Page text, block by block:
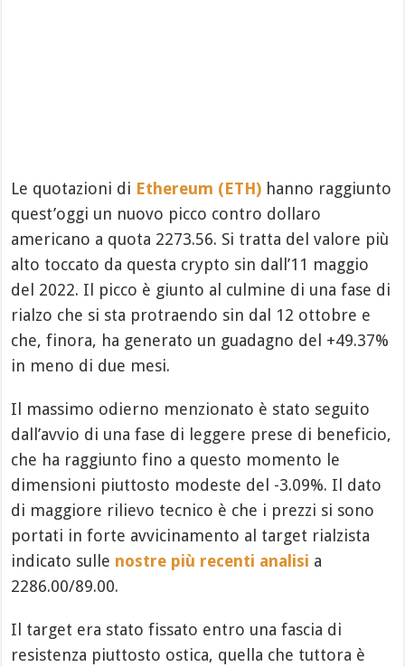
Le quotazioni di Ethereum (ETH) hanno raggiunto
quest’oggi un nuovo picco contro dollaro
americano a quota 2273.56. Si tratta del valore più
alto toccato da questa crypto sin dall’11 maggio
del 2022. Il picco è giunto al culmine di una fase di
rialzo che si sta protraendo sin dal 12 ottobre e
che, finora, ha generato un guadagno del +49.37%
in meno di due mesi.
Il massimo odierno menzionato è stato seguito
dall’avvio di una fase di leggere prese di beneficio,
che ha raggiunto fino a questo momento le
dimensioni piuttosto modeste del -3.09%. Il dato
di maggiore rilievo tecnico è che i prezzi si sono
portati in forte avvicinamento al target rialzista
indicato sulle nostre più recenti analisi a
2286.00/89.00.
Il target era stato fissato entro una fascia di
resistenza piuttosto ostica, quella che tuttora è